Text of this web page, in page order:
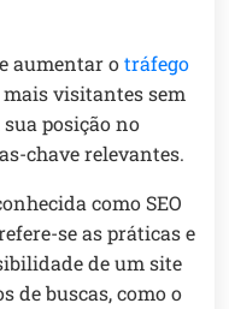
aumentar otráfego
visitantes sem
posição no
chave relevantes.
como SEO
se as práticas e
de um site
de buscas, como o